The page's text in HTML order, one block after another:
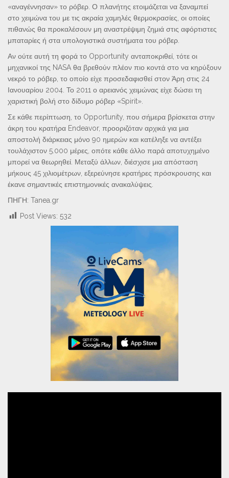
«αναγέννησαν» το ρόβερ. Ο πλανήτης ετοιμάζεται να ξαναμπεί
στο χειμώνα του με τις ακραία χαμηλές θερμοκρασίες, οι οποίες
πιθανώς θα προκαλέσουν μη αναστρέψιμη ζημιά στις αφόρτιστες
μπαταρίες ή στα υπολογιστικά συστήματα του ρόβερ.
Αν ούτε αυτή τη φορά το Opportunity ανταποκριθεί, τότε οι
μηχανικοί της NASA θα βρεθούν πλέον πιο κοντά στο να κηρύξουν
νεκρό το ρόβερ, το οποίο είχε προσεδαφισθεί στον Άρη στις 24
Ιανουαρίου 2004. Το 2011 ο αρειανός χειμώνας είχε δώσει τη
χαριστική βολή στο δίδυμο ρόβερ «Spirit».
Σε κάθε περίπτωση, το Opportunity, που σήμερα βρίσκεται στην
άκρη του κρατήρα Endeavor, προοριζόταν αρχικά για μια
αποστολή διάρκειας μόνο 90 ημερών και κατέληξε να αντέξει
τουλάχιστον 5.000 μέρες, οπότε κάθε άλλο παρά αποτυχημένο
μπορεί να θεωρηθεί. Μεταξύ άλλων, διέσχισε μια απόσταση
μήκους 45 χιλιομέτρων, εξερεύνησε κρατήρες πρόσκρουσης και
έκανε σημαντικές επιστημονικές ανακαλύψεις.
ΠΗΓΗ: Tanea.gr
Post Views: 532